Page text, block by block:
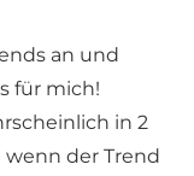
an und
für mich!
in 2
der Trend